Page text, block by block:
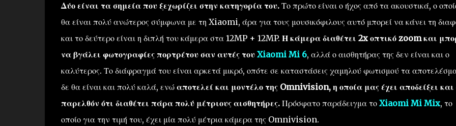
Δύο είναι τα σημεία που ξεχωρίζει στην κατηγορία του.Το πρώτο είναι ο ήχος από τα ακουστικά, ο
θα είναι πολύ ανώτερος σύμφωνα με τη Xiaomi, άρα για τους μουσικόφιλους αυτό μπορεί να κάνει τη
και το δεύτερο είναι η διπλή του κάμερα στα 12MP + 12MP. Η κάμερα διαθέτει 2x οπτικό zoom και
να βγάλει φωτογραφίες πορτρέτου σαν αυτές του Xiaomi Mi 6, αλλά ο αισθητήρας της δεν είναι και ο
καλύτερος. Το διάφραγμά του είναι αρκετά μικρό, οπότε σε καταστάσεις χαμηλού φωτισμού τα
δε θα είναι και πολύ καλά, ενώ αποτελεί και μοντέλο της Omnivision, η οποία μας έχει αποδείξει και
παρελθόν ότι διαθέτει πάρα πολύ μέτριους αισθητήρες.Πρόσφατο παράδειγμα το Xiaomi Mi Mix, το
οποίο για την τιμή του, έχει μία πολύ μέτρια κάμερα της Omnivision.